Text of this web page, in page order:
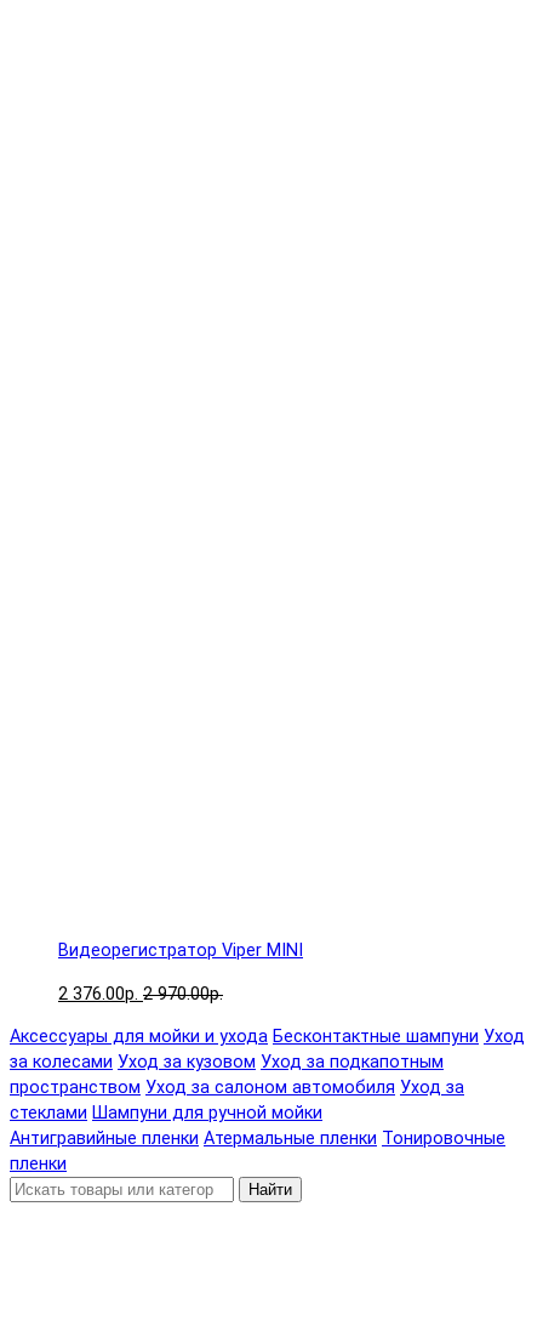
Видеорегистратор Viper MINI
2 376.00р. 2 970.00р.
Аксессуары для мойки и ухода Бесконтактные шампуни Уход
за колесами Уход за кузовом Уход за подкапотным
пространством Уход за салоном автомобиля Уход за
стеклами Шампуни для ручной мойки
Антигравийные пленки Атермальные пленки Тонировочные
пленки
Найти